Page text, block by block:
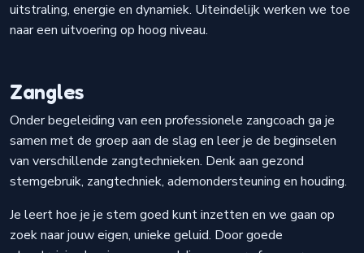
uitstraling, energie en dynamiek. Uiteindelijk werken we toe
naar een uitvoering op hoog niveau.
Zangles
Onder begeleiding van een professionele zangcoach ga je
samen met de groep aan de slag en leer je de beginselen
van verschillende zangtechnieken. Denk aan gezond
stemgebruik, zangtechniek, ademondersteuning en houding.
Je leert hoe je je stem goed kunt inzetten en we gaan op
zoek naar jouw eigen, unieke geluid. Door goede